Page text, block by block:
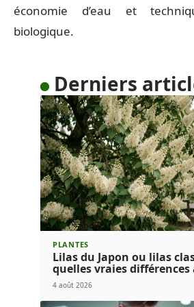
économie d’eau et
biologique.
Derniers
PLANTES
Lilas du Japon ou lilas
quelles vraies
4 août 2026